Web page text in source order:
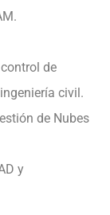
de
civil.
de Nubes
y